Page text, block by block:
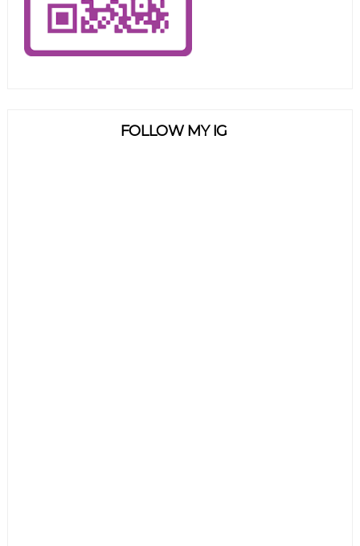
FOLLOW MY IG